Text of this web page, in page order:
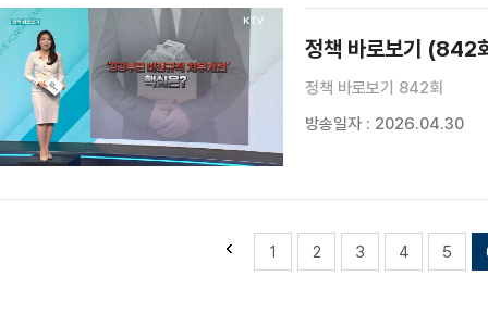
정책 바로보기 (842
정책 바로보기 842회
방송일자 : 2026.04.30
1 2 3 4 5